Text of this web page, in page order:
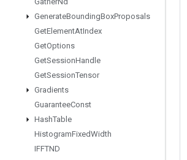
GenerateBoundingBoxProposals
GetElementAtIndex
GetOptions
GetSessionHandle
GetSessionTensor
Gradients
GuaranteeConst
HashTable
HistogramFixedWidth
IFFTND